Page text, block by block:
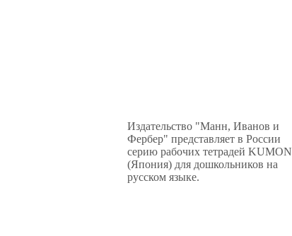
Издательство "Манн, Иванов и
Фербер" представляет в России
серию рабочих тетрадей KUMON
(Япония) для дошкольников на
русском языке.